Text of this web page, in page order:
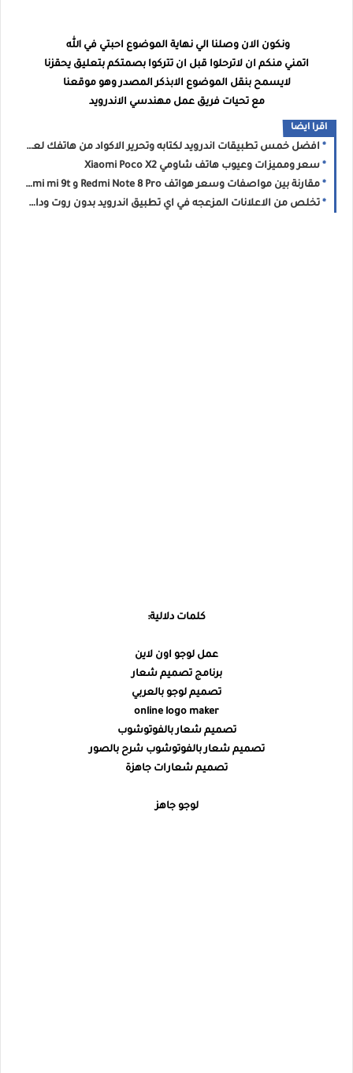
ونكون الان وصلنا الي نهاية الموضوع احبتي في الله
اتمني منكم ان لاترحلوا قبل ان تتركوا بصمتكم بتعليق يحقزنا
لايسمح بنقل الموضوع الابذكر المصدر وهو موقعنا
مع تحيات فريق عمل مهندسي الاندرويد
اقرا ايضا
افضل خمس تطبيقات اندرويد لكتابه وتحرير الاكواد من هاتفك لعام 2020
سعر ومميزات وعيوب هاتف شاومي Xiaomi Poco X2
مقارنة بين مواصفات وسعر هواتف Redmi Note 8 Pro و Xiaomi mi 9t ايهما اشتري ؟
تخلص من الاعلانات المزعجه في اي تطبيق اندرويد بدون روت وداعا لاستنزاف البطاريه
كلمات دلالية:
عمل لوجو اون لاين
برنامج تصميم شعار
تصميم لوجو بالعربي
online logo maker
تصميم شعار بالفوتوشوب
تصميم شعار بالفوتوشوب شرح بالصور
تصميم شعارات جاهزة
لوجو جاهز